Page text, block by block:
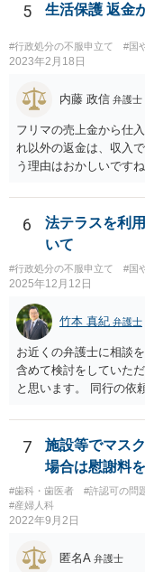
5 生活保護 返金
#行政処分の不服申立て #国
2023年2月18日
内藤 政信 弁護士
フリマの売上金から仕
れ以外の返金は、収入
う理由はおかしいです
でしょう。
6
法テラスを利
いて
#行政処分の不服申立て #国
2025年12月12日
竹本 真紀 弁護士
お近くの弁護士に相談
含めて検討をしていた
と思います。 同行の依
7
施設等でマス
場合は慰謝料
#歯科・歯医者 #許認可の問
#産婦人科
2022年9月2日
匿名A 弁護士